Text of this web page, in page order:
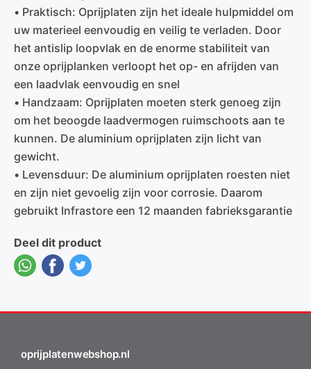
• Praktisch: Oprijplaten zijn het ideale hulpmiddel om
uw materieel eenvoudig en veilig te verladen. Door
het antislip loopvlak en de enorme stabiliteit van
onze oprijplanken verloopt het op- en afrijden van
een laadvlak eenvoudig en snel
• Handzaam: Oprijplaten moeten sterk genoeg zijn
om het beoogde laadvermogen ruimschoots aan te
kunnen. De aluminium oprijplaten zijn licht van
gewicht.
• Levensduur: De aluminium oprijplaten roesten niet
en zijn niet gevoelig zijn voor corrosie. Daarom
gebruikt Infrastore een 12 maanden fabrieksgarantie
Deel dit product
oprijplatenwebshop.nl